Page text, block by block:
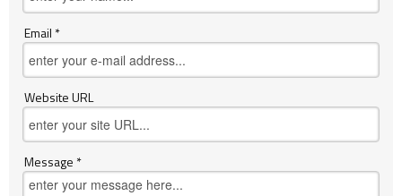
Email *
Website URL
Message *